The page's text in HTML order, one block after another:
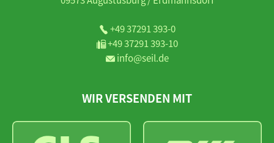
+49 37291 393-0
+49 37291 393-10
info@seil.de
WIR VERSENDEN MIT